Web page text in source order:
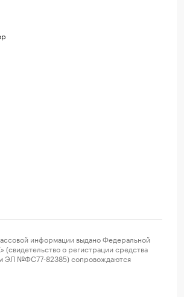
информации выдано Федеральной
о регистрации средства
ЭЛ №ФС77-82385) сопровождаются